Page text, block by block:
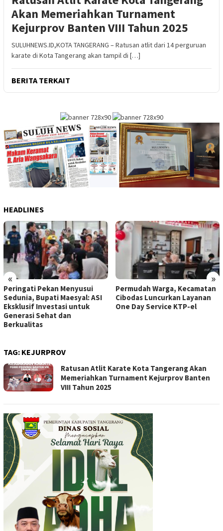
Akan Memeriahkan Turnament
Kejurprov Banten VIII Tahun 2025
SULUHNEWS.ID,KOTA TANGERANG – Ratusan atlit dari 14 perguruan
karate di Kota Tangerang akan tampil di […]
BERITA TERKAIT
HEADLINES
« »
Peringati Pekan Menyusui
Sedunia, Bupati Maesyal: ASI
Eksklusif Investasi untuk
Generasi Sehat dan
Berkualitas
Permudah Warga, Kecamatan
Cibodas Luncurkan Layanan
One Day Service KTP-el
TAG: KEJURPROV
Ratusan Atlit Karate Kota Tangerang Akan
Memeriahkan Turnament Kejurprov Banten
VIII Tahun 2025